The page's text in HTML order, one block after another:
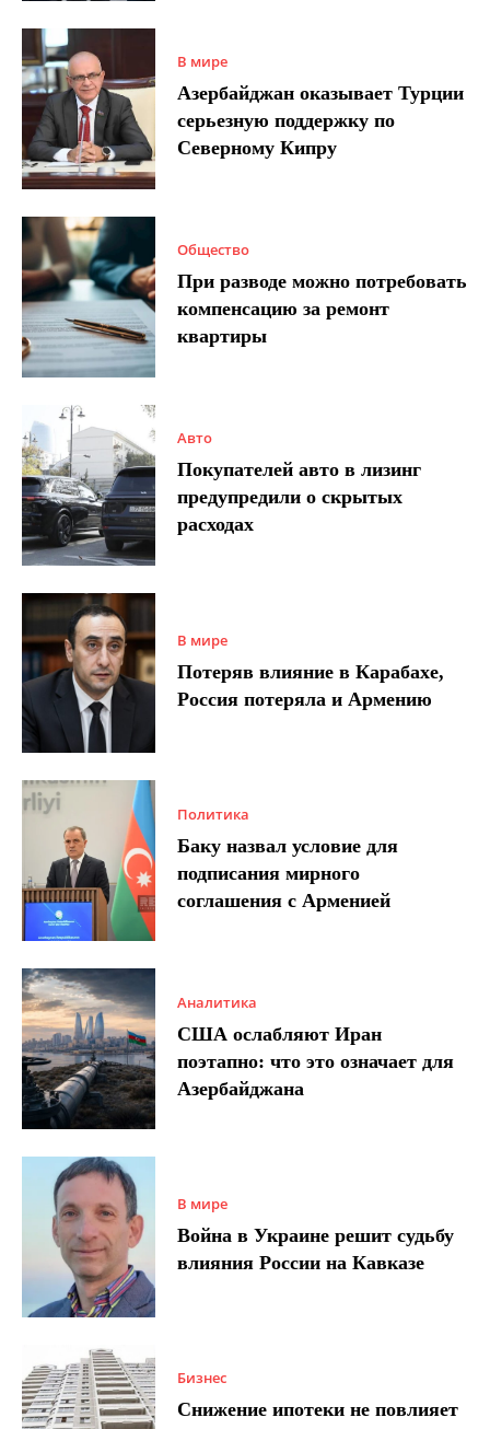
В мире
Азербайджан оказывает Турции
серьезную поддержку по
Северному Кипру
Общество
При разводе можно потребовать
компенсацию за ремонт
квартиры
Авто
Покупателей авто в лизинг
предупредили о скрытых
расходах
В мире
Потеряв влияние в Карабахе,
Россия потеряла и Армению
Политика
Баку назвал условие для
подписания мирного
соглашения с Арменией
Аналитика
США ослабляют Иран
поэтапно: что это означает для
Азербайджана
В мире
Война в Украине решит судьбу
влияния России на Кавказе
Бизнес
Снижение ипотеки не повлияет